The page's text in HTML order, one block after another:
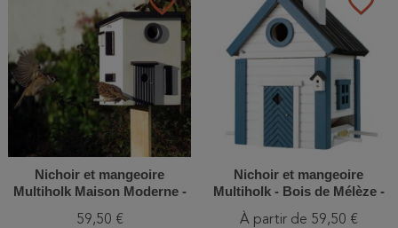
Nichoir et mangeoire
Multiholk Maison Moderne -
59,50 €
Nichoir et mangeoire
Multiholk - Bois de Mélèze -
Vert/Bleu/Bleu et blanc/Gris
À partir de 59,50 €